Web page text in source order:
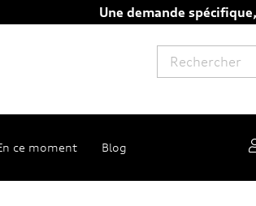
Une demande
ce moment Blog